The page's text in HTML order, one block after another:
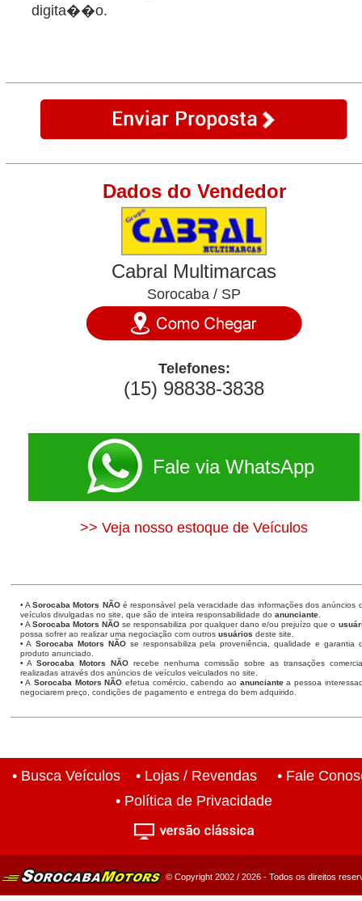
digita��o.
Dados do Vendedor
Cabral Multimarcas
Sorocaba / SP
Telefones:
(15) 98838-3838
Fale via WhatsApp
>> Veja nosso estoque de Veículos
• ASorocaba Motors NÃOé responsável pela veracidade das informações dos anúncios
veículos divulgadas no site, que são de inteira responsabilidade do anunciante.
• A Sorocaba Motors NÃO se responsabiliza por qualquer dano e/ou prejuízo que o
possa sofrer ao realizar uma negociação com outros usuários deste site.
• A Sorocaba Motors NÃOse responsabiliza pela proveniência, qualidade e garantia
produto anunciado.
• ASorocaba Motors NÃO recebe nenhuma comissão sobre as transações
realizadas através dos anúncios de veículos veiculados no site.
• A Sorocaba Motors NÃO efetua comércio, cabendo ao anunciantea pessoa
negociarem preço, condições de pagamento e entrega do bem adquirido.